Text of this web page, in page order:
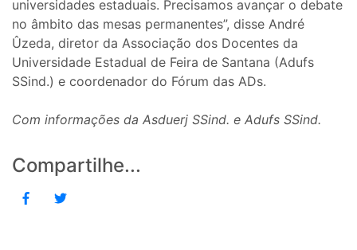
universidades estaduais. Precisamos avançar o debate
no âmbito das mesas permanentes”, disse André
Ûzeda, diretor da Associação dos Docentes da
Universidade Estadual de Feira de Santana (Adufs
SSind.) e coordenador do Fórum das ADs.
Com informações da Asduerj SSind. e Adufs SSind.
Compartilhe...